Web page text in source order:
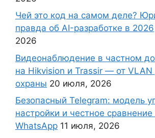
Чей это код на самом деле?
правда об AI-разработке в 2026
2026
Видеонаблюдение в частном
на Hikvision и Trassir — от VLAN
охраны 20 июля, 2026
Безопасный Telegram: модель
настройки и честное сравнение
WhatsApp 11 июля, 2026